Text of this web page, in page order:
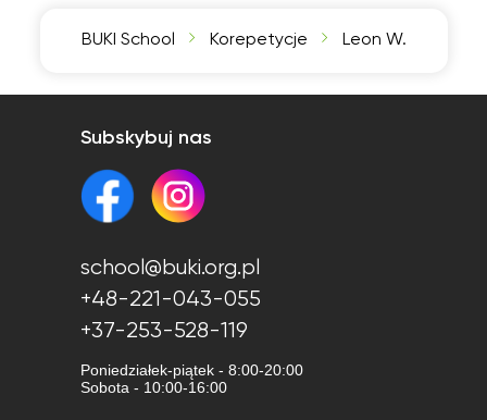
BUKI School Korepetycje Leon W.
Subskybuj nas
school@buki.org.pl
+48-221-043-055
+37-253-528-119
Poniedziałek-piątek - 8:00-20:00
Sobota - 10:00-16:00